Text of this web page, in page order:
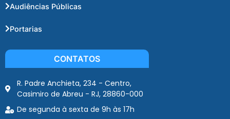
Audiências Públicas
Portarias
CONTATOS
R. Padre Anchieta, 234 - Centro,
Casimiro de Abreu - RJ, 28860-000
De segunda à sexta de 9h às 17h